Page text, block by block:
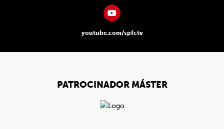
youtube.com/spfctv
PATROCINADOR MÁSTER